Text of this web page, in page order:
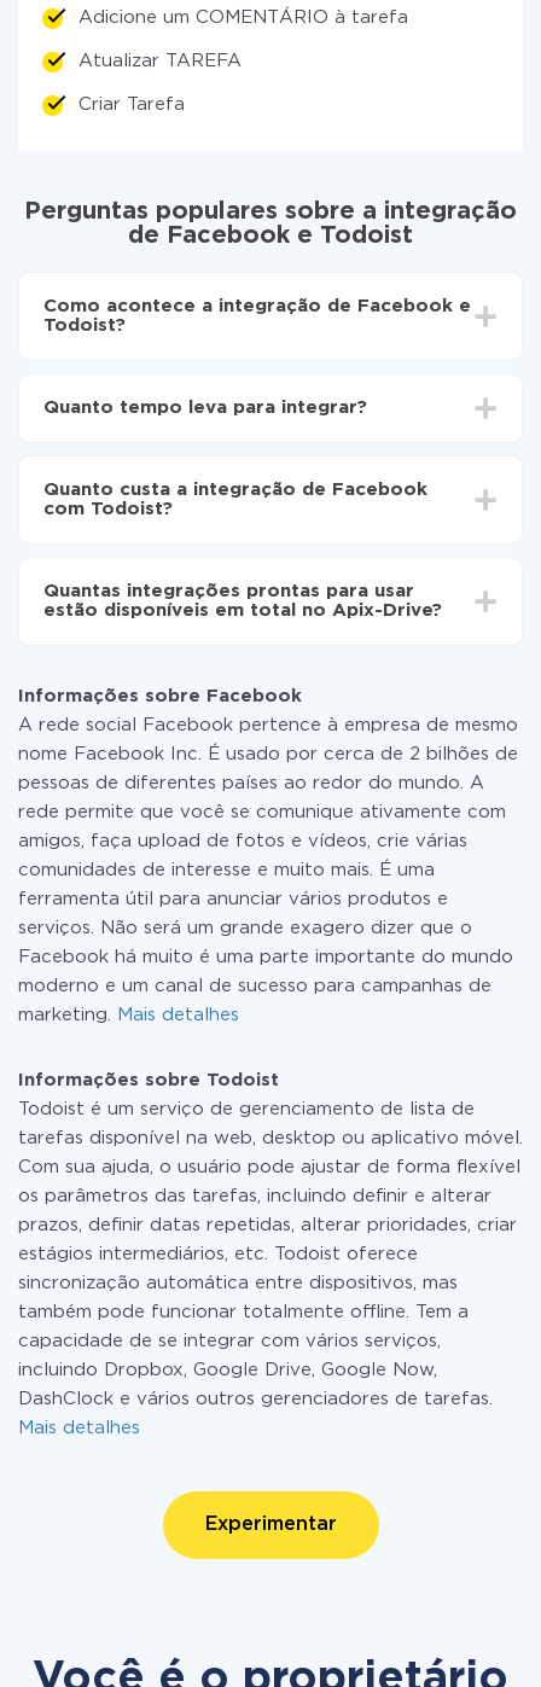
Adicione um COMENTÁRIO à tarefa
Atualizar TAREFA
Criar Tarefa
Perguntas populares sobre a integração
de Facebook e Todoist
Como acontece a integração de Facebook e
Todoist?
Todoist
automaticamente de Facebook para Todoist
Quanto tempo leva para integrar?
30 minutos. Em média, a configuração leva de 10 a 15
minutos.
Quanto custa a integração de Facebook
com Todoist?
as tarifas. Você paga apenas pela quantidade de
dados que é realmente transferida de um de seus
ou mudar para um de pago, se necessário. Mais
detalhes sobretarifas.
Quantas integrações prontas para usar
estão disponíveis em total no Apix-Drive?
Informações sobre Facebook
A rede social Facebook pertence à empresa de mesmo
nome Facebook Inc. É usado por cerca de 2 bilhões de
pessoas de diferentes países ao redor do mundo. A
rede permite que você se comunique ativamente com
amigos, faça upload de fotos e vídeos, crie várias
comunidades de interesse e muito mais. É uma
ferramenta útil para anunciar vários produtos e
serviços. Não será um grande exagero dizer que o
Facebook há muito é uma parte importante do mundo
moderno e um canal de sucesso para campanhas de
marketing.
Mais detalhes
Informações sobre Todoist
Todoist é um serviço de gerenciamento de lista de
tarefas disponível na web, desktop ou aplicativo móvel.
Com sua ajuda, o usuário pode ajustar de forma flexível
os parâmetros das tarefas, incluindo definir e alterar
prazos, definir datas repetidas, alterar prioridades, criar
estágios intermediários, etc. Todoist oferece
sincronização automática entre dispositivos, mas
também pode funcionar totalmente offline. Tem a
capacidade de se integrar com vários serviços,
incluindo Dropbox, Google Drive, Google Now,
DashClock e vários outros gerenciadores de tarefas.
Mais detalhes
Experimentar